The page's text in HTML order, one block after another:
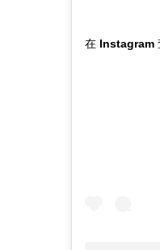
在 Instagram